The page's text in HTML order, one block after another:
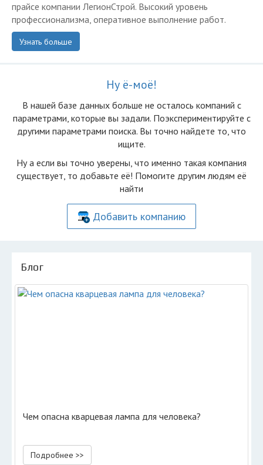
прайсе компании ЛегионСтрой. Высокий уровень
профессионализма, оперативное выполнение работ.
Узнать больше
Ну ё-моё!
В нашей базе данных больше не осталоcь компаний с
параметрами, которые вы задали. Поэкспериментируйте с
другими параметрами поиска. Вы точно найдете то, что
ищите.
Ну а если вы точно уверены, что именно такая компания
существует, то добавьте её! Помогите другим людям её
найти
Добавить компанию
Блог
Чем опасна кварцевая лампа для человека?
Подробнее >>